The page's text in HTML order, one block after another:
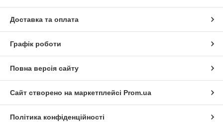
Доставка та оплата
Графік роботи
Повна версія сайту
Сайт створено на маркетплейсі Prom.ua
Політика конфіденційності